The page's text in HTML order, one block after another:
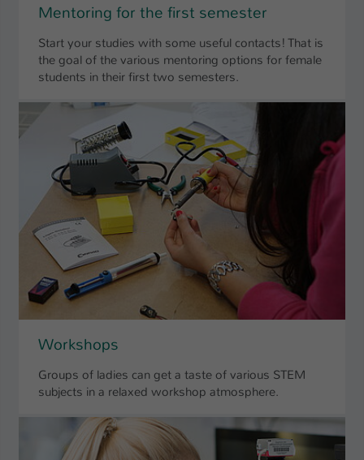
Mentoring for the first semester
Start your studies with some useful contacts! That is
the goal of the various mentoring options for female
students in their first two semesters.
Workshops
Groups of ladies can get a taste of various STEM
subjects in a relaxed workshop atmosphere.